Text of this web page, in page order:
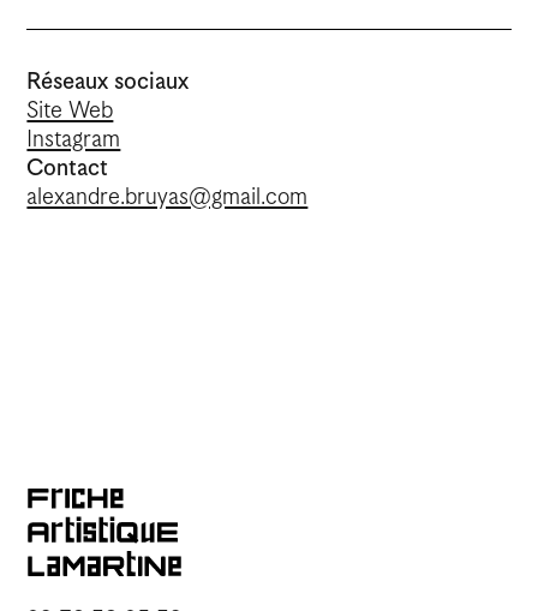
Réseaux sociaux
Site Web
Instagram
Contact
alexandre.bruyas@gmail.com